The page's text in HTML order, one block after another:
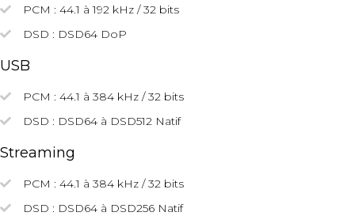
PCM : 44.1 à 192 kHz / 32 bits
DSD : DSD64 DoP
USB
PCM : 44.1 à 384 kHz / 32 bits
DSD : DSD64à DSD512 Natif
Streaming
PCM : 44.1 à 384 kHz / 32 bits
DSD : DSD64à DSD256 Natif